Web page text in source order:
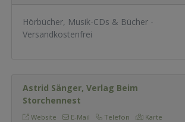
Hörbücher, Musik-CDs & Bücher -
Versandkostenfrei
Astrid Sänger, Verlag Beim
Storchennest
Website E-Mail Telefon Karte